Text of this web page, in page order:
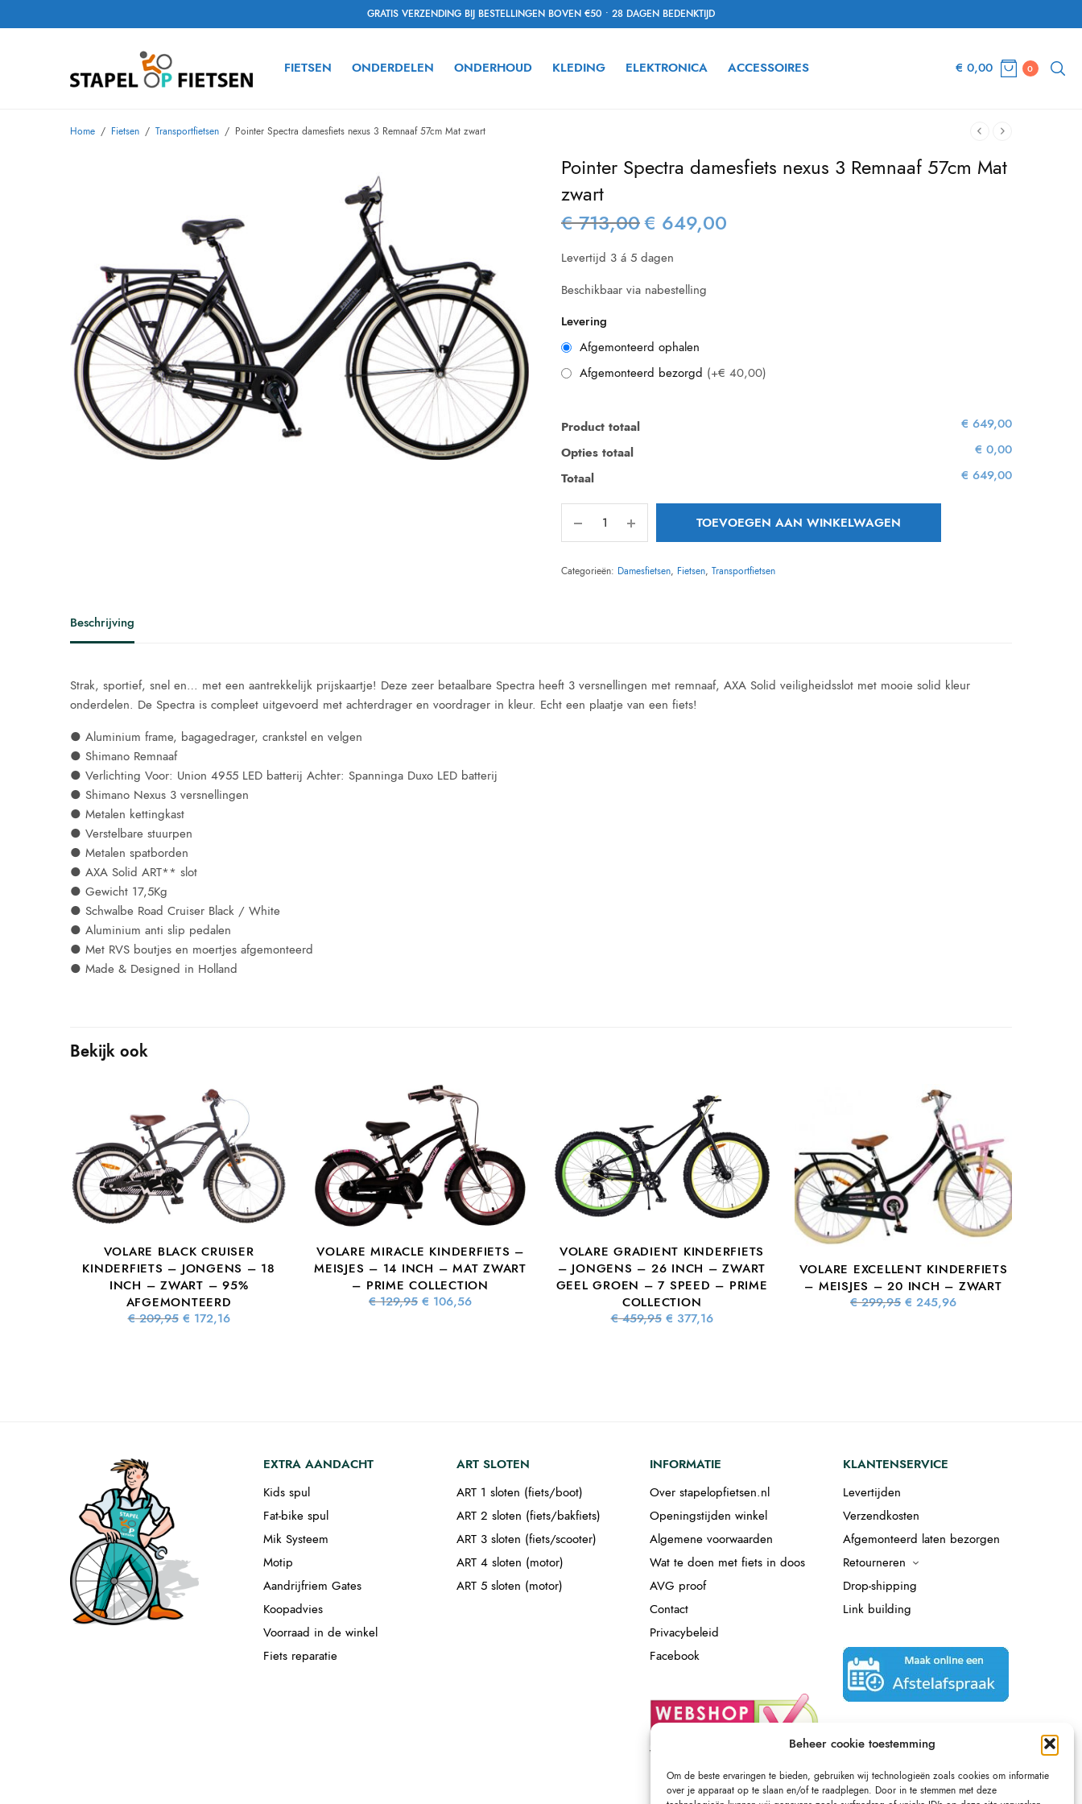
Beheer cookie toestemming
Om de beste ervaringen te bieden, gebruiken wij technologieën zoals cookies om informatie
over je apparaat op te slaan en/of te raadplegen. Door in te stemmen met deze
GRATIS VERZENDING BIJ BESTELLINGEN BOVEN €50 • 28 DAGEN BEDENKTIJD
FIETSEN ONDERDELEN ONDERHOUD KLEDING ELEKTRONICA ACCESSOIRES € 0,00 0
Home / Fietsen / Transportfietsen / Pointer Spectra damesfiets nexus 3 Remnaaf 57cm Mat zwart
Pointer Spectra damesfiets nexus 3 Remnaaf 57cm Mat
zwart
€713,00 Oorspronkelijke
€ 713,00.
€ 649,00
Levertijd 3 á 5 dagen
Beschikbaar via nabestelling
Levering
Afgemonteerd ophalen
Afgemonteerd bezorgd (+€ 40,00)
Product totaal
€ 649,00
Opties totaal
€ 0,00
Totaal
€ 649,00
TOEVOEGEN AAN WINKELWAGEN
Categorieën: Damesfietsen, Fietsen, Transportfietsen
Beschrijving
Strak, sportief, snel en… met een aantrekkelijk prijskaartje! Deze zeer betaalbare Spectra heeft 3 versnellingen met remnaaf, AXA Solid veiligheidsslot met mooie solid kleur
onderdelen. De Spectra is compleet uitgevoerd met achterdrager en voordrager in kleur. Echt een plaatje van een fiets!
● Aluminium frame, bagagedrager, crankstel en velgen
● Shimano Remnaaf
● Verlichting Voor: Union 4955 LED batterij Achter: Spanninga Duxo LED batterij
● Shimano Nexus 3 versnellingen
● Metalen kettingkast
● Verstelbare stuurpen
● Metalen spatborden
● AXA Solid ART** slot
● Gewicht 17,5Kg
● Schwalbe Road Cruiser Black / White
● Aluminium anti slip pedalen
● Met RVS boutjes en moertjes afgemonteerd
● Made & Designed in Holland
Bekijk ook
VOLARE BLACK CRUISER
KINDERFIETS – JONGENS – 18
INCH – ZWART – 95%
AFGEMONTEERD
€209,95 Oorspronkelijke
prijs was:
€ 172,16
VOLARE MIRACLE KINDERFIETS –
MEISJES – 14 INCH – MAT ZWART
– PRIME COLLECTION
€129,95 Oorspronkelijke
prijs was:
€ 106,56
VOLARE GRADIENT KINDERFIETS
– JONGENS – 26 INCH – ZWART
GEEL GROEN – 7 SPEED – PRIME
COLLECTION
€459,95 Oorspronkelijke
prijs was:
€ 377,16
VOLARE EXCELLENT KINDERFIETS
– MEISJES – 20 INCH – ZWART
€299,95 Oorspronkelijke
prijs was:
€ 245,96
EXTRA AANDACHT
Kids spul
Fat-bike spul
Mik Systeem
Motip
Aandrijfriem Gates
Koopadvies
Voorraad in de winkel
Fiets reparatie
ART SLOTEN
ART 1 sloten (fiets/boot)
ART 2 sloten (fiets/bakfiets)
ART 3 sloten (fiets/scooter)
ART 4 sloten (motor)
ART 5 sloten (motor)
INFORMATIE
Over stapelopfietsen.nl
Openingstijden winkel
Algemene voorwaarden
Wat te doen met fiets in doos
AVG proof
Contact
Privacybeleid
Facebook
KLANTENSERVICE
Levertijden
Verzendkosten
Afgemonteerd laten bezorgen
Retourneren
Drop-shipping
Link building